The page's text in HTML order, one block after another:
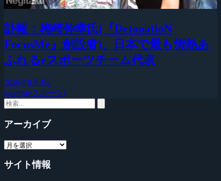
訃報：梅崎伸幸氏(『DetonatioN
FocusMe』創設者)、日本で最も情熱あ
ふれるeスポーツチーム代表
2026年8月3日
esports(eスポーツ)
アーカイブ
サイト情報